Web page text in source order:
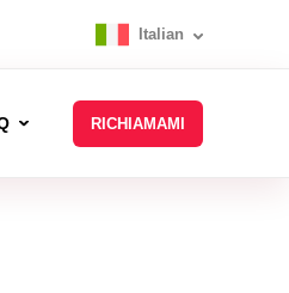
Italian
RICHIAMAMI